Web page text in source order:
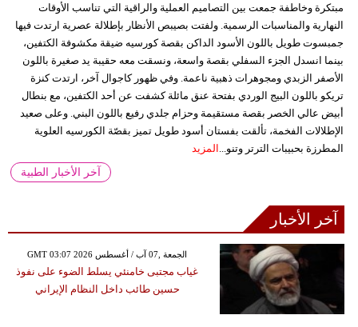
مبتكرة وخاطفة جمعت بين التصاميم العملية والراقية التي تناسب الأوقات
النهارية والمناسبات الرسمية. ولفتت بصيبص الأنظار بإطلالة عصرية ارتدت فيها
جمبسوت طويل باللون الأسود الداكن بقصة كورسيه ضيقة مكشوفة الكتفين،
بينما انسدل الجزء السفلي بقصة واسعة، ونسقت معه حقيبة يد صغيرة باللون
الأصفر الزبدي ومجوهرات ذهبية ناعمة. وفي ظهور كاجوال آخر، ارتدت كنزة
تريكو باللون البيج الوردي بفتحة عنق مائلة كشفت عن أحد الكتفين، مع بنطال
أبيض عالي الخصر بقصة مستقيمة وحزام جلدي رفيع باللون البني. وعلى صعيد
الإطلالات الفخمة، تألقت بفستان أسود طويل تميز بقصّة الكورسيه العلوية
المطرزة بحبيبات الترتر وتنو...
المزيد
آخر الأخبار الطبية
آخر الأخبار
GMT 03:07 2026 الجمعة ,07 آب / أغسطس
غياب مجتبى خامنئي يسلط الضوء على نفوذ
حسين طائب داخل النظام الإيراني